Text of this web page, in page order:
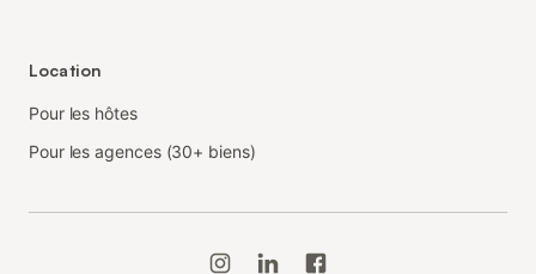
Location
Pour les hôtes
Pour les agences (30+ biens)